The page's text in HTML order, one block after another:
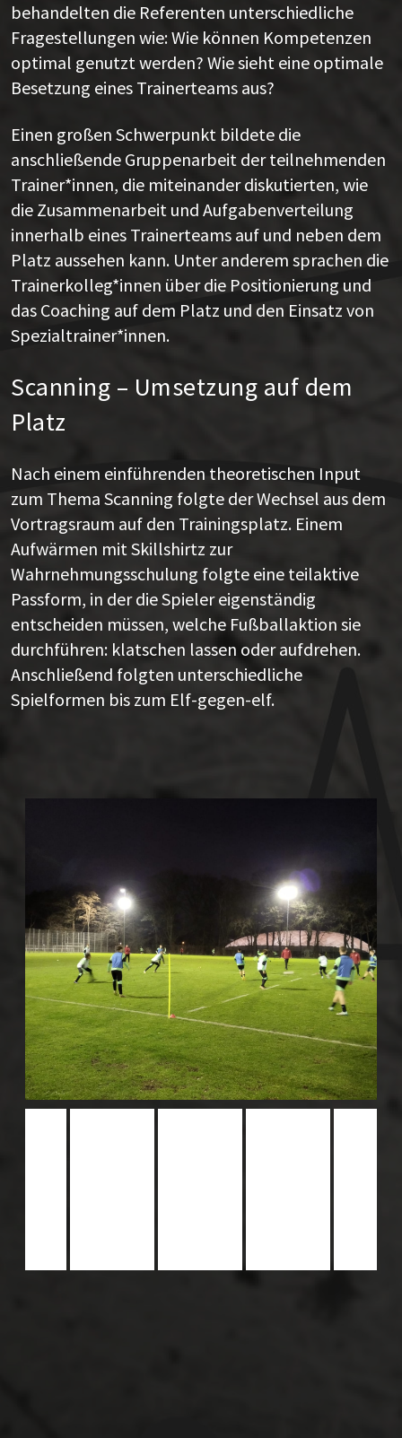
behandelten die Referenten unterschiedliche
Fragestellungen wie: Wie können Kompetenzen
optimal genutzt werden? Wie sieht eine optimale
Besetzung eines Trainerteams aus?
Einen großen Schwerpunkt bildete die
anschließende Gruppenarbeit der teilnehmenden
Trainer*innen, die miteinander diskutierten, wie
die Zusammenarbeit und Aufgabenverteilung
innerhalb eines Trainerteams auf und neben dem
Platz aussehen kann. Unter anderem sprachen die
Trainerkolleg*innen über die Positionierung und
das Coaching auf dem Platz und den Einsatz von
Spezialtrainer*innen.
Scanning – Umsetzung auf dem
Platz
Nach einem einführenden theoretischen Input
zum Thema Scanning folgte der Wechsel aus dem
Vortragsraum auf den Trainingsplatz. Einem
Aufwärmen mit Skillshirtz zur
Wahrnehmungsschulung folgte eine teilaktive
Passform, in der die Spieler eigenständig
entscheiden müssen, welche Fußballaktion sie
durchführen: klatschen lassen oder aufdrehen.
Anschließend folgten unterschiedliche
Spielformen bis zum Elf-gegen-elf.